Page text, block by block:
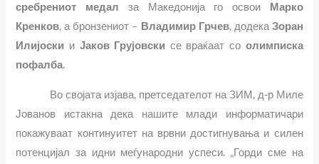
сребрениот медал за Македонија го освои Марко
Кренков, а бронзениот – Владимир Грчев, додека Зоран
Илијоски и Јаков Грујовски се враќаат со олимписка
пофалба.
Во својата изјава, претседателот на ЗИМ, д-р Миле
Јованов истакна дека нашите млади информатичари
покажуваат континуитет на врвни достигнувања и силен
потенцијал за идни меѓународни успеси. „Горди сме на